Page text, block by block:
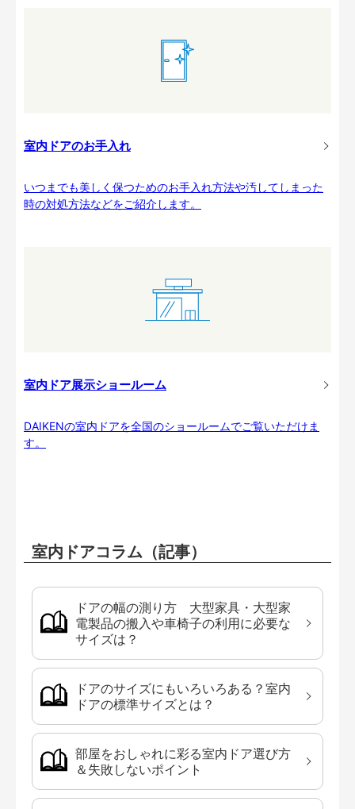
室内ドアのお手入れ
いつまでも美しく保つためのお手入れ方法や汚してしまった
時の対処方法などをご紹介します。
室内ドア展示ショールーム
DAIKENの室内ドアを全国のショールームでご覧いただけま
す。
室内ドアコラム（記事）
ドアの幅の測り方 大型家具・大型家
電製品の搬入や車椅子の利用に必要な
サイズは？
ドアのサイズにもいろいろある？室内
ドアの標準サイズとは？
部屋をおしゃれに彩る室内ドア選び方
＆失敗しないポイント